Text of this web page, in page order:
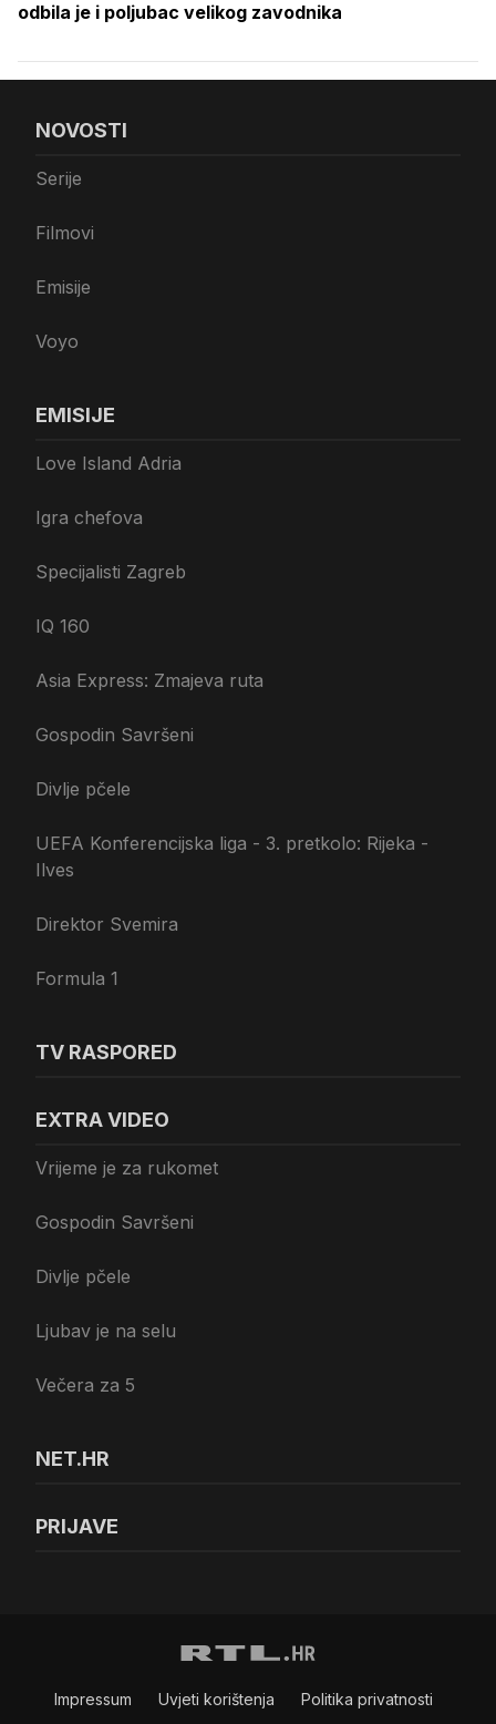
odbila je i poljubac velikog zavodnika
NOVOSTI
Serije
Filmovi
Emisije
Voyo
EMISIJE
Love Island Adria
Igra chefova
Specijalisti Zagreb
IQ 160
Asia Express: Zmajeva ruta
Gospodin Savršeni
Divlje pčele
UEFA Konferencijska liga - 3. pretkolo: Rijeka -
Ilves
Direktor Svemira
Formula 1
TV RASPORED
EXTRA VIDEO
Vrijeme je za rukomet
Gospodin Savršeni
Divlje pčele
Ljubav je na selu
Večera za 5
NET.HR
PRIJAVE
Impressum Uvjeti korištenja Politika privatnosti